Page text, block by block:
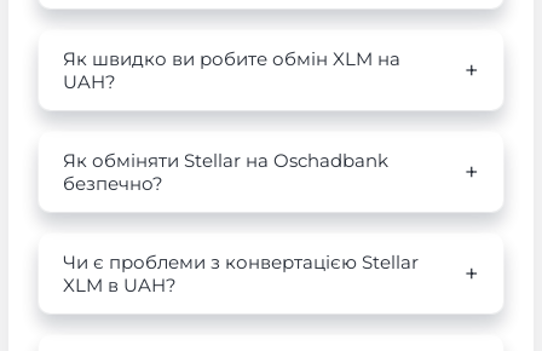
Як швидко ви робите обмін XLM на
UAH?
Як обміняти Stellar на Oschadbank
безпечно?
Чи є проблеми з конвертацією Stellar
XLM в UAH?